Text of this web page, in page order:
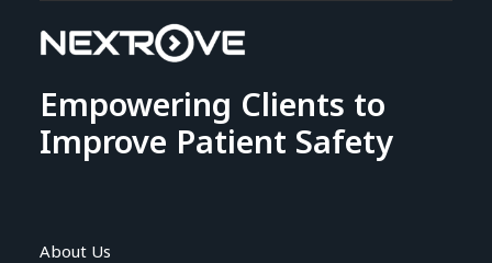
Empowering Clients to
Improve Patient Safety
About Us